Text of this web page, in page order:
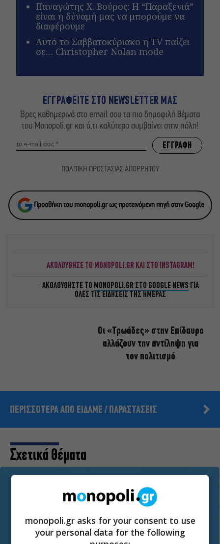
Παναγώτης Χ. Βούρος: Η “Παραξενιά”
είναι η δύναμή μας να μπορούμε να
διαφέρουμε
Αυτό το Σαββατοκύριακο η TV παίζει
σε… Christopher Nolan mode
ΕΓΓΡΑΦΕΙΤΕ ΣΤΟ NEWSLETTER ΜΑΣ
Βρες καθημερινά στο email σου τα πιο δημοφιλή θέματα
του Monopoli.gr και ό,τι καλύτερο συμβαίνει στην πόλη!
ΠΟΛΙΤΙΚΗ ΠΡΟΣΤΑΣΙΑΣ ΑΠΟΡΡΗΤΟΥ
Προσθήκη του monopoli.gr ως προτεινόμενη πηγή στην Google
ΑΚΟΛΟΥΘΗΣΕ ΤΟ MONOPOLI.GR ΚΑΙ ΣΤΟ INSTAGRAM!
ΑΚΟΛΟΥΘΗΣΤΕ ΤΟ MONOPOLI.GR ΣΤΟ GOOGLE NEWS ΓΙΑ
ΟΛΕΣ ΤΙΣ ΕΙΔΗΣΕΙΣ ΤΗΣ ΗΜΕΡΑΣ
Οι «Τρωάδες» στην Επίδαυρο
αλλάζουν την αντίληψη για
τον πολιτισμό
ΠΕΡΙΣΣΟΤΕΡΑ ΑΠΟ ΕΙΔΑΜΕ / ΠΑΡΑΣΤΑΣΕΙΣ
Σχετικά Θέματα
monopoli.gr asks for your consent to use
your personal data for the following